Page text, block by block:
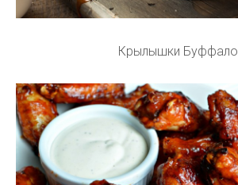
Крылышки Буффало